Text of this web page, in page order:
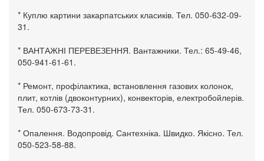
* Куплю картини закарпатських класиків. Тел. 050-632-09-
31.
* ВАНТАЖНІ ПЕРЕВЕЗЕННЯ. Вантажники. Тел.: 65-49-46,
050-941-61-61.
* Ремонт, профілактика, встановлення газових колонок,
плит, котлів (двоконтурних), конвекторів, електробойлерів.
Тел. 050-673-73-31.
* Опалення. Водопровід. Сантехніка. Швидко. Якісно. Тел.
050-523-58-88.